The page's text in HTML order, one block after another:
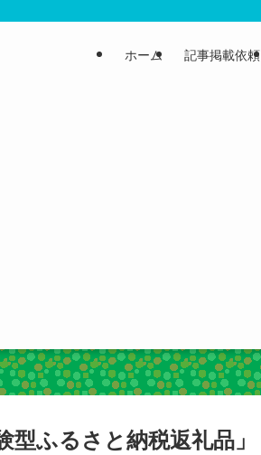
ホーム 記事掲載依頼
ふるさと納税返礼品」